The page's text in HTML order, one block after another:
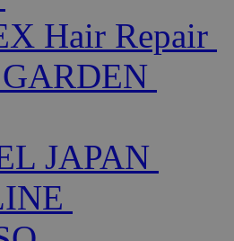
Hair Repair
JAPAN